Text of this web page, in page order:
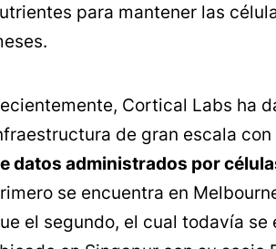
para mantener las
Cortical Labs ha
de gran escala con
datos administrados por
se encuentra en
el segundo, el cual todavía